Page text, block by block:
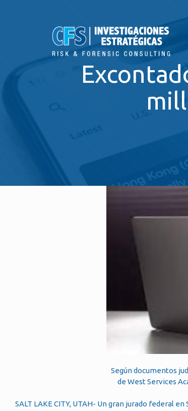
Según documentos
de West Services
SALT LAKE CITY, UTAH- Un gran jurado federal